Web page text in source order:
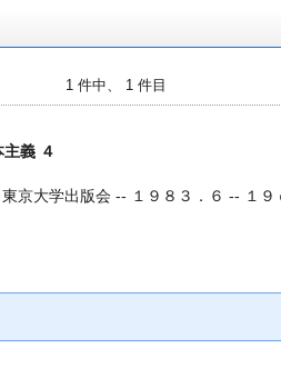
1 件中、 1 件目
主義 ４
東京大学出版会 -- １９８３．６ -- １９